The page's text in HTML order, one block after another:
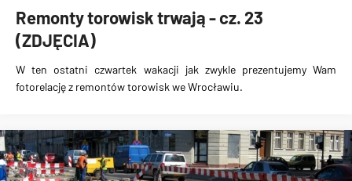
Remonty torowisk trwają - cz. 23
(ZDJĘCIA)
W ten ostatni czwartek wakacji jak zwykle prezentujemy Wam
fotorelację z remontów torowisk we Wrocławiu.